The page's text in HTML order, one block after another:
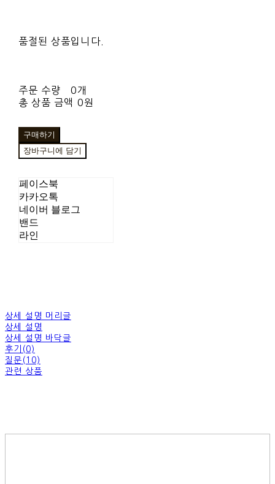
품절된 상품입니다.
주문 수량
0개
총 상품 금액 0원
구매하기
장바구니에 담기
페이스북
카카오톡
네이버 블로그
밴드
라인
상세 설명 머리글
상세 설명
상세 설명 바닥글
후기(0)
질문(10)
관련 상품